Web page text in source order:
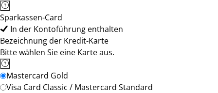
Sparkassen-Card
In der Kontoführung enthalten
Bezeichnung der Kredit-Karte
Bitte wählen Sie eine Karte aus.
Mastercard Gold
Visa Card Classic / Mastercard Standard